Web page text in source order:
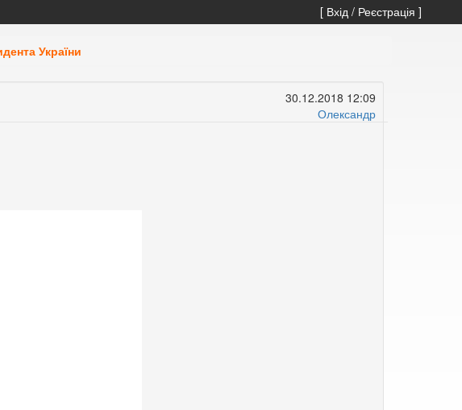
[ Вхід / Реєстрація ]
України
30.12.2018 12:09
Олександр